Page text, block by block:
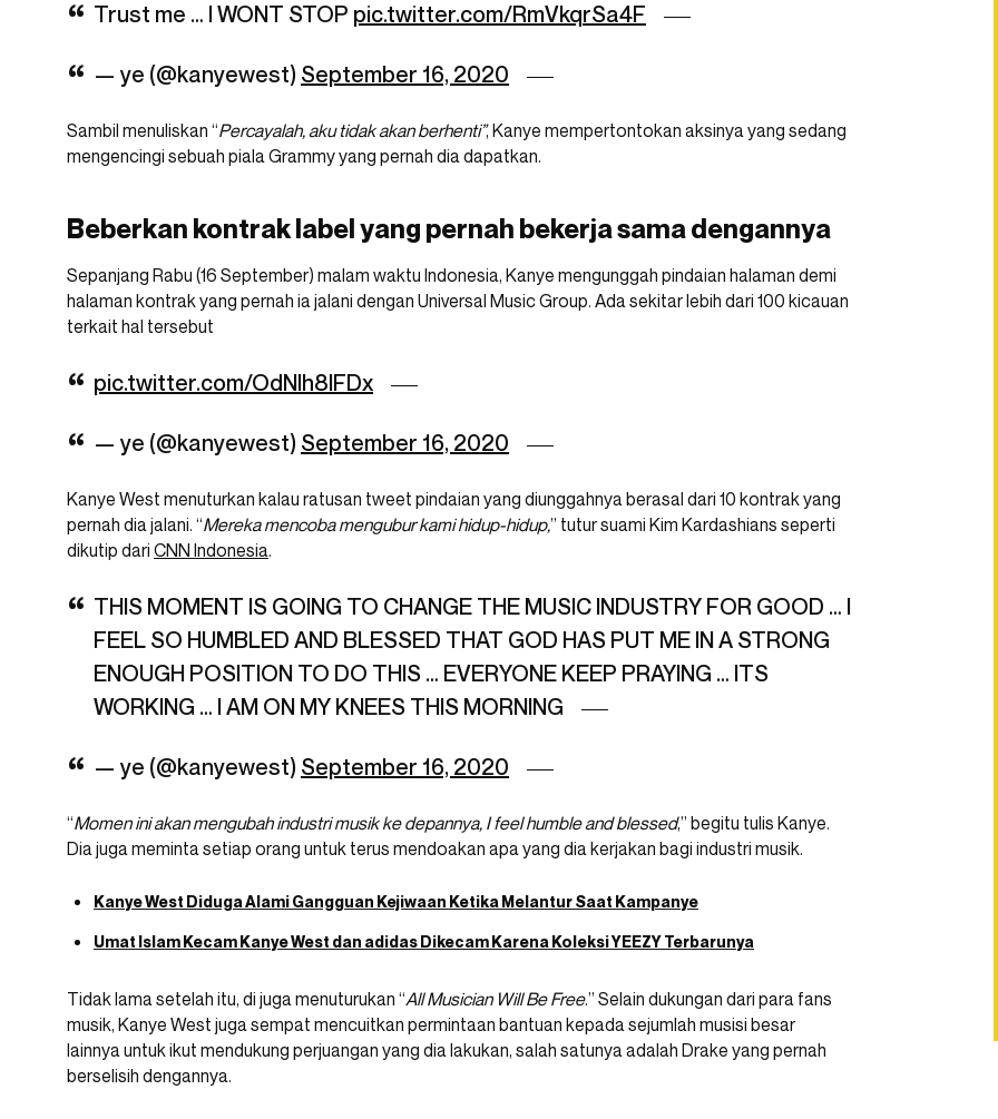
Trust me … I WONT STOP pic.twitter.com/RmVkqrSa4F
— ye (@kanyewest) September 16, 2020
Sambil menuliskan “Percayalah, aku tidak akan berhenti”, Kanye mempertontokan aksinya yang sedang
mengencingi sebuah piala Grammy yang pernah dia dapatkan.
Beberkan kontrak label yang pernah bekerja sama dengannya
Sepanjang Rabu (16 September) malam waktu Indonesia, Kanye mengunggah pindaian halaman demi
halaman kontrak yang pernah ia jalani dengan Universal Music Group. Ada sekitar lebih dari 100 kicauan
terkait hal tersebut
pic.twitter.com/OdNIh8IFDx
— ye (@kanyewest) September 16, 2020
Kanye West menuturkan kalau ratusan tweet pindaian yang diunggahnya berasal dari 10 kontrak yang
pernah dia jalani. “Mereka mencoba mengubur kami hidup-hidup,” tutur suami Kim Kardashians seperti
dikutip dari CNN Indonesia.
THIS MOMENT IS GOING TO CHANGE THE MUSIC INDUSTRY FOR GOOD … I
FEEL SO HUMBLED AND BLESSED THAT GOD HAS PUT ME IN A STRONG
ENOUGH POSITION TO DO THIS … EVERYONE KEEP PRAYING … ITS
WORKING … I AM ON MY KNEES THIS MORNING
— ye (@kanyewest) September 16, 2020
“Momen ini akan mengubah industri musik ke depannya, I feel humble and blessed,” begitu tulis Kanye.
Dia juga meminta setiap orang untuk terus mendoakan apa yang dia kerjakan bagi industri musik.
Kanye West Diduga Alami Gangguan Kejiwaan Ketika Melantur Saat Kampanye
Umat Islam Kecam Kanye West dan adidas Dikecam Karena Koleksi YEEZY Terbarunya
Tidak lama setelah itu, di juga menuturukan “All Musician Will Be Free.” Selain dukungan dari para fans
musik, Kanye West juga sempat mencuitkan permintaan bantuan kepada sejumlah musisi besar
lainnya untuk ikut mendukung perjuangan yang dia lakukan, salah satunya adalah Drake yang pernah
berselisih dengannya.